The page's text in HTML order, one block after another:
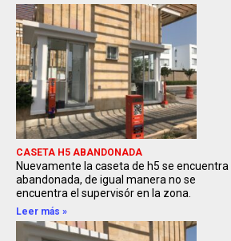
CASETA H5 ABANDONADA
Nuevamente la caseta de h5 se encuentra
abandonada, de igual manera no se
encuentra el supervisór en la zona.
Leer más »